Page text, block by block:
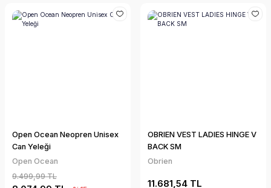
Open Ocean Neopren Unisex
Can Yeleği
Open Ocean
9.499,99 TL
OBRIEN VEST LADIES HINGE V
BACK SM
Obrien
11.681,54 TL